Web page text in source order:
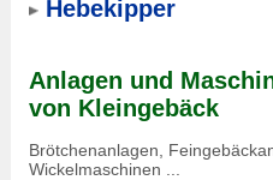
Hebekipper
Anlagen und
von Kleingebäck
Brötchenanlagen,
Wickelmaschinen ...